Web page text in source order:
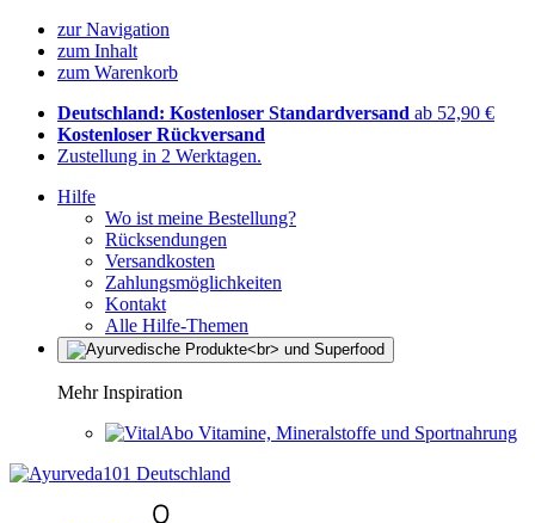
zur Navigation
zum Inhalt
zum Warenkorb
Deutschland: Kostenloser Standardversand ab 52,90 €
Kostenloser Rückversand
Zustellung in 2 Werktagen.
Hilfe
Wo ist meine Bestellung?
Rücksendungen
Versandkosten
Zahlungsmöglichkeiten
Kontakt
Alle Hilfe-Themen
Mehr Inspiration
Vitamine, Mineralstoffe und Sportnahrung